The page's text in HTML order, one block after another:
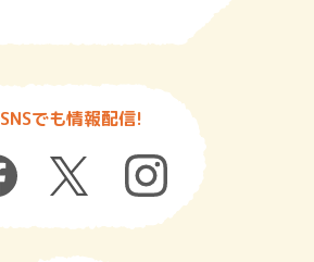
SNSでも情報配信!